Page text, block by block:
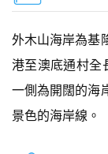
外木山海岸為基
港至澳底通村全
一側為開闊的海
景色的海岸線。